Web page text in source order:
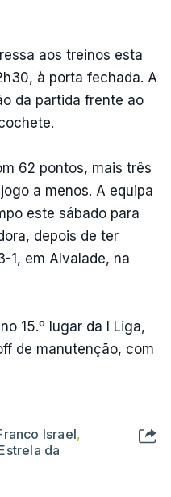
aos treinos esta
à porta fechada. A
da partida frente ao
62 pontos, mais três
a menos. A equipa
este sábado para
depois de ter
1, em Alvalade, na
15.º lugar da I Liga,
de manutenção, com
Israel,
da